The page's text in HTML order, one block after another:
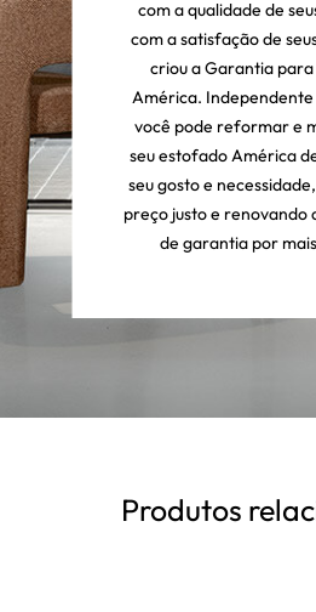
com a qualidade de
com a satisfação de
criou a Garantia para
América.
você pode reformar e
seu estofado América
seu gosto e
preço justo e renovando
de garantia por
Produtos